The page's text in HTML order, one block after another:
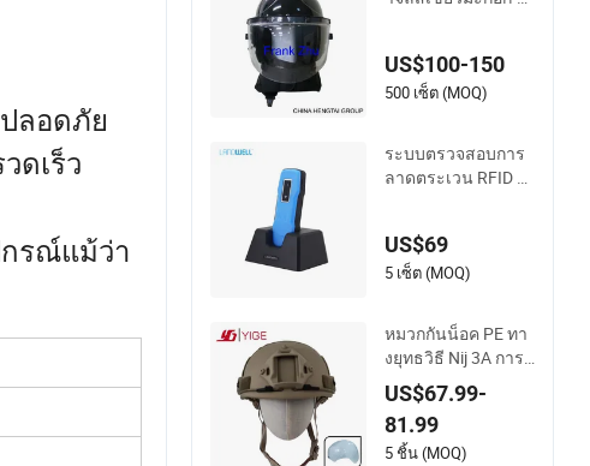
ลอดภัย
ดเร็ว
รณ์แม้ว่า
US$100-150
500 เซ็ต (MOQ)
ระบบตรวจสอบการ
ลาดตระเวน RFID ข
ามปลอดภัย
US$69
5 เซ็ต (MOQ)
หมวกกันน็อค PE ทา
งยุทธวิธี Nij 3A การป้
องกันศีรษะ กิจกรรม
พิเศษ UHMWPE สำห
รับการฝึกอบรมนอก
สถานที่
US$67.99-
81.99
5 ชิ้น (MOQ)